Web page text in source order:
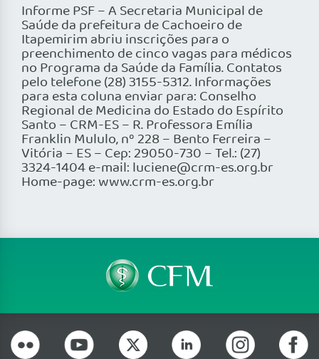
Informe PSF – A Secretaria Municipal de
Saúde da prefeitura de Cachoeiro de
Itapemirim abriu inscrições para o
preenchimento de cinco vagas para médicos
no Programa da Saúde da Família. Contatos
pelo telefone (28) 3155-5312. Informações
para esta coluna enviar para: Conselho
Regional de Medicina do Estado do Espírito
Santo – CRM-ES – R. Professora Emília
Franklin Mululo, nº 228 – Bento Ferreira –
Vitória – ES – Cep: 29050-730 – Tel.: (27)
3324-1404 e-mail: luciene@crm-es.org.br
Home-page: www.crm-es.org.br